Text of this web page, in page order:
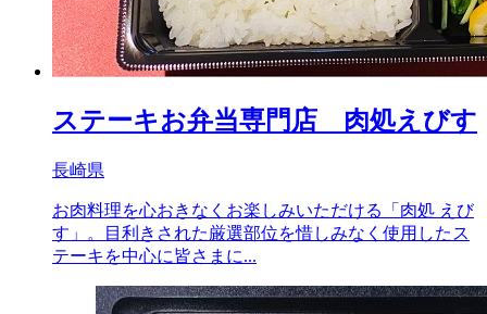
ステーキお弁当専門店 肉処えびす
長崎県
お肉料理を心おきなくお楽しみいただける「肉処 えび
す」。目利きされた厳選部位を惜しみなく使用したス
テーキを中心に皆さまに...